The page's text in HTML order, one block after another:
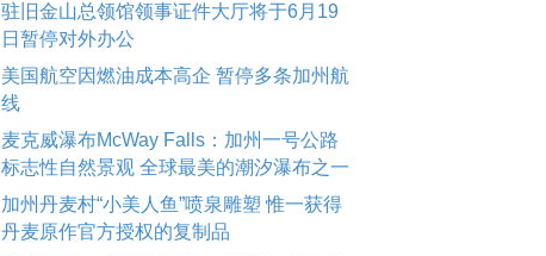
驻旧金山总领馆领事证件大厅将于6月19
日暂停对外办公
美国航空因燃油成本高企 暂停多条加州航
线
麦克威瀑布McWay Falls：加州一号公路
标志性自然景观 全球最美的潮汐瀑布之一
加州丹麦村“小美人鱼”喷泉雕塑 惟一获得
丹麦原作官方授权的复制品